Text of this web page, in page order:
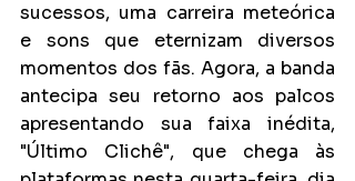
sucessos, uma carreira meteórica
e sons que eternizam diversos
momentos dos fãs. Agora, a banda
antecipa seu retorno aos palcos
apresentando sua faixa inédita,
"Último Clichê", que chega às